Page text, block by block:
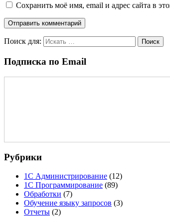
Сохранить моё имя, email и адрес сайта в
Поиск для: Поиск
Подписка по Email
Рубрики
1С Администрирование (12)
1С Программирование (89)
Обработки (7)
Обучение языку запросов (3)
Отчеты (2)